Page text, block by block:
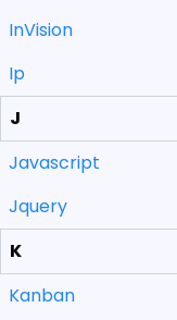
InVision
Ip
J
Javascript
Jquery
K
Kanban